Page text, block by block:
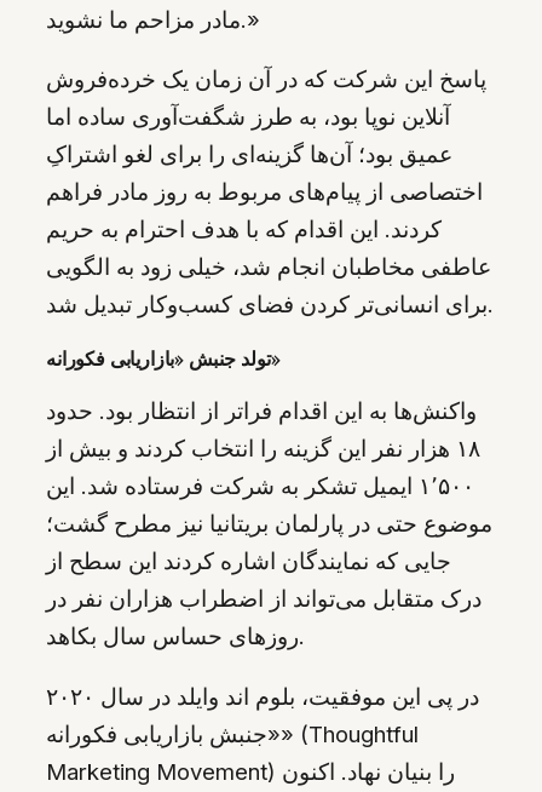
مادر مزاحم ما نشوید.»
پاسخ این شرکت که در آن زمان یک خرده‌فروش
آنلاین نوپا بود، به طرز شگفت‌آوری ساده اما
عمیق بود؛ آن‌ها گزینه‌ای را برای لغو اشتراکِ
اختصاصی از پیام‌های مربوط به روز مادر فراهم
کردند. این اقدام که با هدف احترام به حریم
عاطفی مخاطبان انجام شد، خیلی زود به الگویی
برای انسانی‌تر کردن فضای کسب‌وکار تبدیل شد.
تولد جنبش «بازاریابی فکورانه»
واکنش‌ها به این اقدام فراتر از انتظار بود. حدود
۱۸ هزار نفر این گزینه را انتخاب کردند و بیش از
۱٬۵۰۰ ایمیل تشکر به شرکت فرستاده شد. این
موضوع حتی در پارلمان بریتانیا نیز مطرح گشت؛
جایی که نمایندگان اشاره کردند این سطح از
درک متقابل می‌تواند از اضطراب هزاران نفر در
روزهای حساس سال بکاهد.
در پی این موفقیت، بلوم اند وایلد در سال ۲۰۲۰
«جنبش بازاریابی فکورانه» (Thoughtful
Marketing Movement) را بنیان نهاد. اکنون